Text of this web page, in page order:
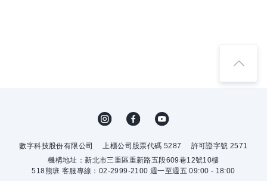
數字科技股份有限公司 上櫃公司股票代碼 5287
許可證字號 2571
機構地址：新北市三重區重新路五段609巷12號10樓
518熊班 客服專線：02-2999-2100 週一至週五 09:00 - 18:00